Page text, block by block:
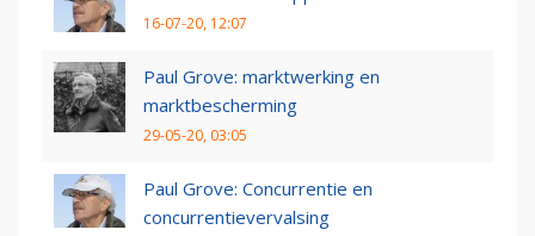
16-07-20, 12:07
Paul Grove: marktwerking en
marktbescherming
29-05-20, 03:05
Paul Grove: Concurrentie en
concurrentievervalsing